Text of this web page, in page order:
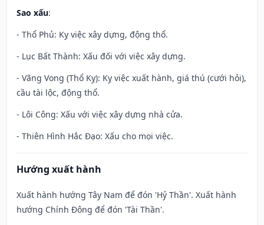
Sao xấu:
- Thổ Phủ: Kỵ việc xây dựng, động thổ.
- Lục Bất Thành: Xấu đối với việc xây dựng.
- Vãng Vong (Thổ Kỵ): Kỵ việc xuất hành, giá thú (cưới hỏi),
cầu tài lộc, động thổ.
- Lôi Công: Xấu với việc xây dựng nhà cửa.
- Thiên Hình Hắc Đạo: Xấu cho mọi việc.
Hướng xuất hành
Xuất hành hướng Tây Nam để đón 'Hỷ Thần'. Xuất hành
hướng Chính Đông để đón 'Tài Thần'.